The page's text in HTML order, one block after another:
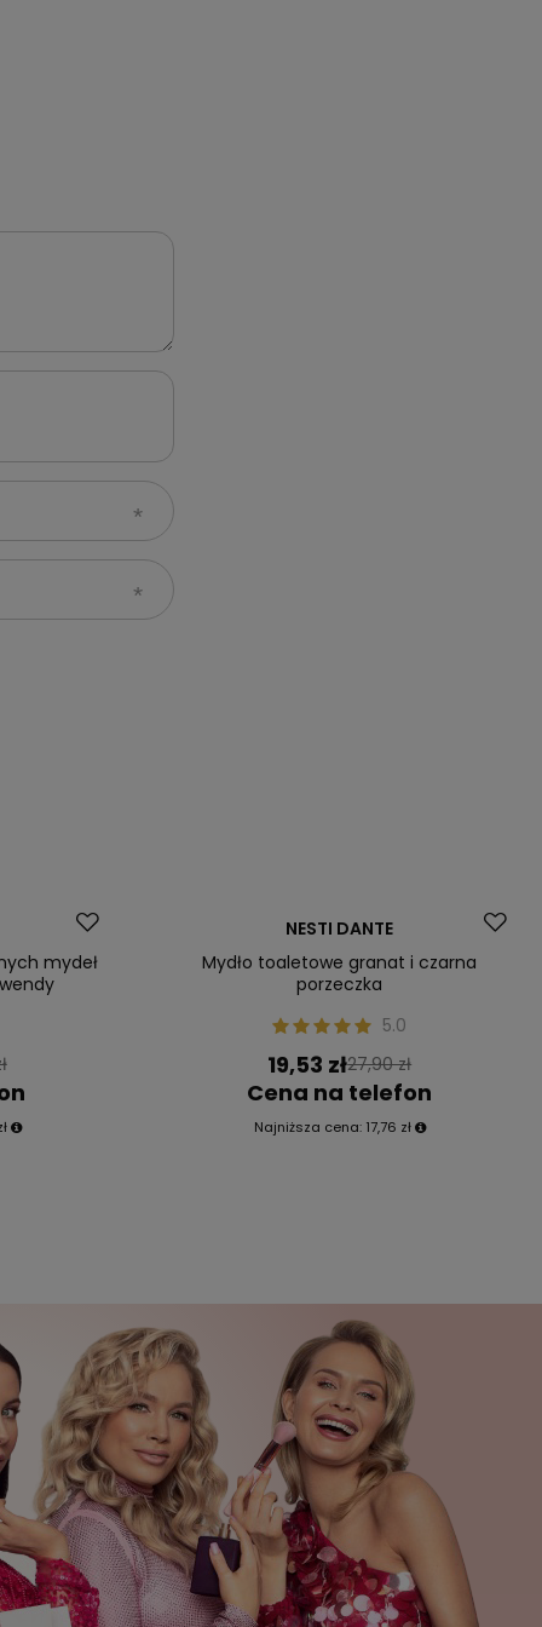
mydeł
NESTI DANTE
Mydło toaletowe granat i czarna
porzeczka
5.0
19,53 zł27,90 zł
Cena na telefon
Najniższa cena: 17,76 zł